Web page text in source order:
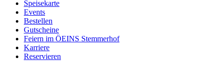
Speisekarte
Events
Bestellen
Gutscheine
Feiern im ÖEINS Stemmerhof
Karriere
Reservieren